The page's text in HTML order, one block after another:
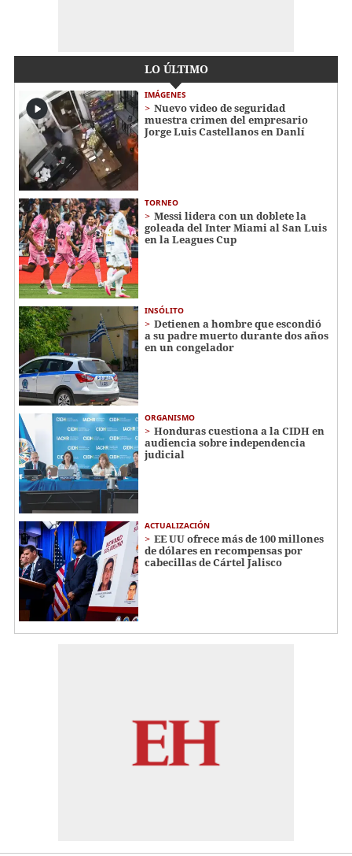
LO ÚLTIMO
IMÁGENES
Nuevo video de seguridad
muestra crimen del empresario
Jorge Luis Castellanos en Danlí
TORNEO
Messi lidera con un doblete la
goleada del Inter Miami al San Luis
en la Leagues Cup
INSÓLITO
Detienen a hombre que escondió
a su padre muerto durante dos años
en un congelador
ORGANISMO
Honduras cuestiona a la CIDH en
audiencia sobre independencia
judicial
ACTUALIZACIÓN
EE UU ofrece más de 100 millones
de dólares en recompensas por
cabecillas de Cártel Jalisco